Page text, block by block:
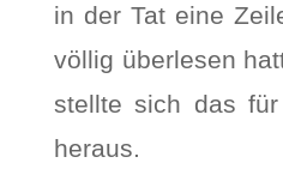
in der Tat eine
völlig überlesen
stellte sich das
heraus.